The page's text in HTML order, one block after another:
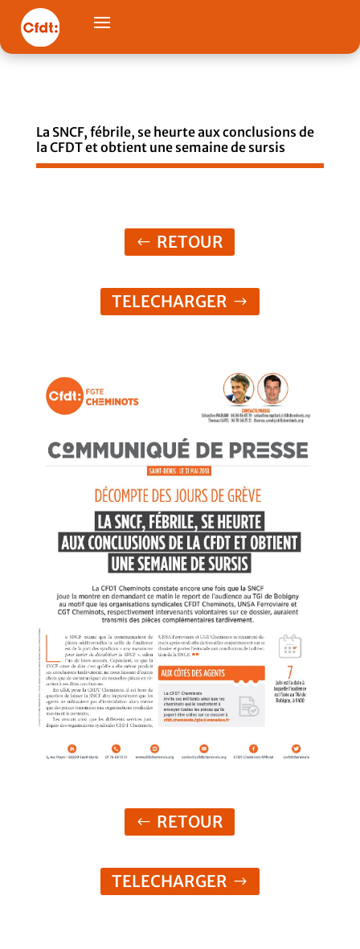
La SNCF, fébrile, se heurte aux conclusions de
la CFDT et obtient une semaine de sursis
RETOUR
TELECHARGER
RETOUR
TELECHARGER